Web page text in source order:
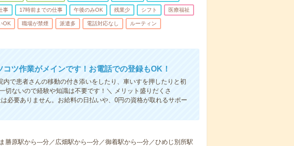
事 17時前までの仕事 午後のみOK 残業少 シフト 医療福祉
OK 職場が禁煙 派遣多 電話対応なし ルーティン
ツ作業がメインです！お電話での登録もOK！
で患者さんの移動の付き添いをしたり、車いすを押したりと初
切ないので経験や知識は不要です！＼ メリット盛りだくさ
必要ありません。お給料の日払いや、0円の資格が取れるサポー
勝原駅から---分／広畑駅から---分／御着駅から---分／ひめじ別所駅